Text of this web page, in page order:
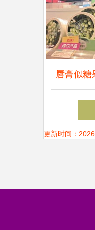
唇膏似糖
品包装
更新时间：